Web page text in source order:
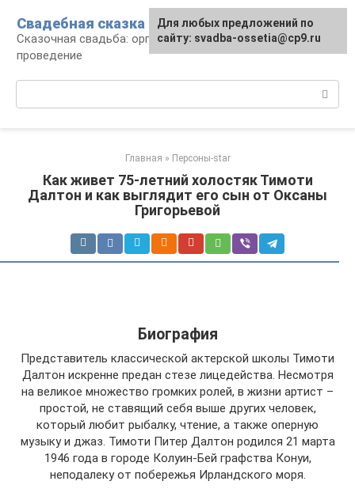
контенту
Свадебная сказка
Сказочная свадьба: организация и
проведение
Главная » Персоны-star
Как живет 75-летний холостяк Тимоти
Далтон и как выглядит его сын от Оксаны
Григорьевой
Биография
Представитель классической актерской школы Тимоти
Далтон искренне предан стезе лицедейства. Несмотря
на великое множество громких ролей, в жизни артист –
простой, не ставящий себя выше других человек,
который любит рыбалку, чтение, а также оперную
музыку и джаз. Тимоти Питер Далтон родился 21 марта
1946 года в городе Колуин-Бей графства Конуи,
неподалеку от побережья Ирландского моря.
Для любых предложений по
сайту: svadba-ossetia@cp9.ru